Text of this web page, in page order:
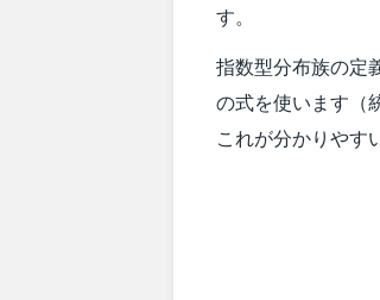
す。
指数型分布族の定
の式を使います（
これが分かりやす